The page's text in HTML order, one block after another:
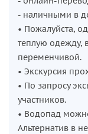
- наличными в
• Пожалуйста,
теплую одежду,
переменчивой.
• Экскурсия
• По запросу
участников.
• Водопад
Альтернатив в